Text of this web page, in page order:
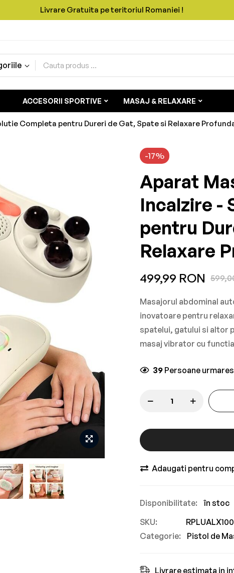
Livrare Gratuita pe teritoriul Romaniei !
ACCESORII SPORTIVE MASAJ & RELAXARE
Completa pentru Dureri de Gat, Spate si Relaxare
-17%
Aparat
Incalzire -
pentru
Relaxare
499,99 RON
Masajorul abdominal
inovatoare pentru
spatelui, gatului si altor
masaj vibrator cu
39 Persoane
Adaugati pentru
în stoc
SKU
Categorie:
Pistol de
Livrare estimata in